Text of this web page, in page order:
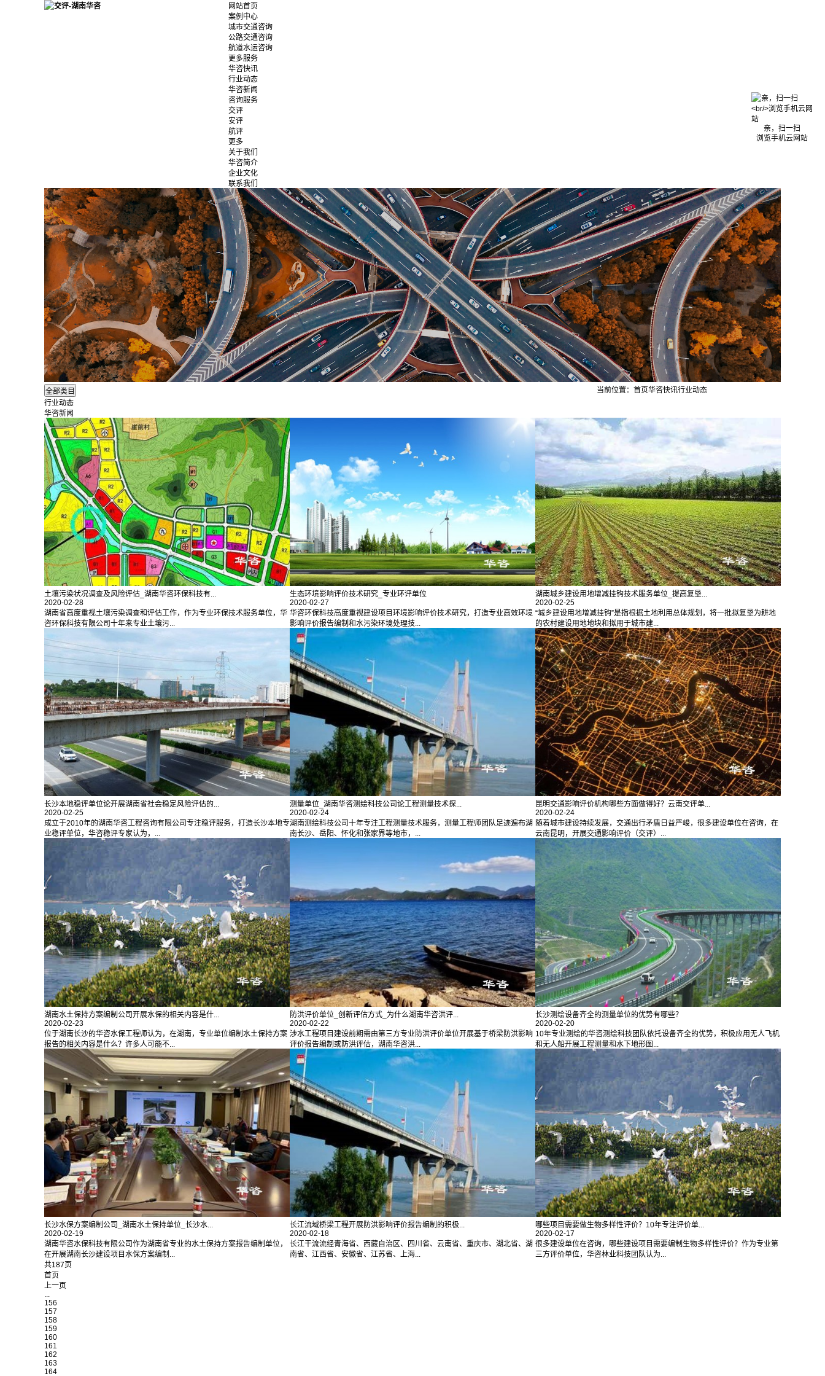
网站首页
案例中心
城市交通咨询
公路交通咨询
航道水运咨询
更多服务
华咨快讯
行业动态
华咨新闻
咨询服务
交评
安评
航评
更多
关于我们
华咨简介
企业文化
联系我们
行业动态
华咨新闻
当前位置： 首页华咨快讯行业动态
土壤污染状况调查及风险评估_湖南华咨环保科技有...
2020-02-28
湖南省高度重视土壤污染调查和评估工作，作为专业环保技术服务单位，华
咨环保科技有限公司十年来专业土壤污...
生态环境影响评价技术研究_专业环评单位
2020-02-27
华咨环保科技高度重视建设项目环境影响评价技术研究，打造专业高效环境
影响评价报告编制和水污染环境处理技...
湖南城乡建设用地增减挂钩技术服务单位_提高复垦...
2020-02-25
“城乡建设用地增减挂钩”是指根据土地利用总体规划，将一批拟复垦为耕地
的农村建设用地地块和拟用于城市建...
长沙本地稳评单位论开展湖南省社会稳定风险评估的...
2020-02-25
成立于2010年的湖南华咨工程咨询有限公司专注稳评服务，打造长沙本地专
业稳评单位，华咨稳评专家认为，...
测量单位_湖南华咨测绘科技公司论工程测量技术探...
2020-02-24
湖南测绘科技公司十年专注工程测量技术服务，测量工程师团队足迹遍布湖
南长沙、岳阳、怀化和张家界等地市，...
昆明交通影响评价机构哪些方面做得好？云南交评单...
2020-02-24
随着城市建设持续发展，交通出行矛盾日益严峻，很多建设单位在咨询，在
云南昆明，开展交通影响评价（交评）...
湖南水土保持方案编制公司开展水保的相关内容是什...
2020-02-23
位于湖南长沙的华咨水保工程师认为，在湖南，专业单位编制水土保持方案
报告的相关内容是什么？许多人可能不...
防洪评价单位_创新评估方式_为什么湖南华咨洪评...
2020-02-22
涉水工程项目建设前期需由第三方专业防洪评价单位开展基于桥梁防洪影响
评价报告编制或防洪评估，湖南华咨洪...
长沙测绘设备齐全的测量单位的优势有哪些？
2020-02-20
10年专业测绘的华咨测绘科技团队依托设备齐全的优势，积极应用无人飞机
和无人船开展工程测量和水下地形图...
长沙水保方案编制公司_湖南水土保持单位_长沙水...
2020-02-19
湖南华咨水保科技有限公司作为湖南省专业的水土保持方案报告编制单位，
在开展湖南长沙建设项目水保方案编制...
长江流域桥梁工程开展防洪影响评价报告编制的积极...
2020-02-18
长江干流流经青海省、西藏自治区、四川省、云南省、重庆市、湖北省、湖
南省、江西省、安徽省、江苏省、上海...
哪些项目需要做生物多样性评价？10年专注评价单...
2020-02-17
很多建设单位在咨询，哪些建设项目需要编制生物多样性评价？作为专业第
三方评价单位，华咨林业科技团队认为...
共187页
首页
上一页
156
157
158
159
160
161
162
163
164
亲，扫一扫
浏览手机云网站